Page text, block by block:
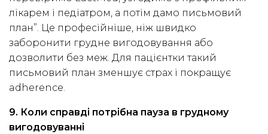
лікарем і педіатром, а потім дамо письмовий
план”. Це професійніше, ніж швидко
заборонити грудне вигодовування або
дозволити без меж. Для пацієнтки такий
письмовий план зменшує страх і покращує
adherence.
9. Коли справді потрібна пауза в грудному
вигодовуванні